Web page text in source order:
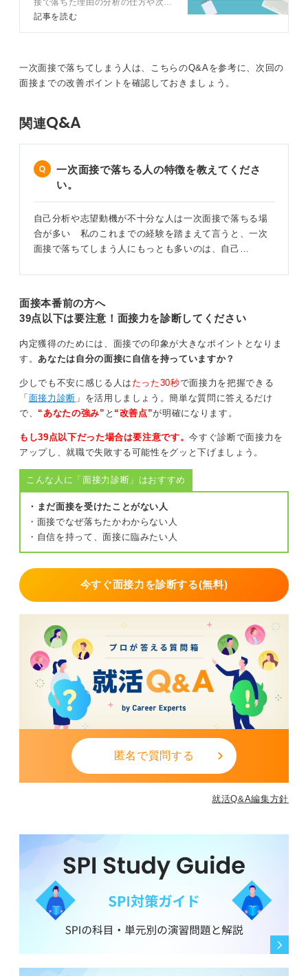
てきました。
らせず、深堀りしましょう。
次に、コミュニケーションの質については、話し方や聞
ルができていないか注意してください。また、一方的に
話しすぎないように心掛けましょう。
り、志望動機が借り物に聞こえないようにしたりするこ
とが大切です。
が不適切、オンライン面接での環境配慮不足にならない
ようにしましょう。
それが企業の理念やビジョンとどうつながるのかを明確
にしていきましょう。
0
接で落ちた理由の分析の仕方や次の
面接に向けての対策のコツをキャリ
た人もこれから面接に臨む人も必読
です。
記事を読む
一次面接で落ちてしまう人は、こちらのQ&Aを参考に、次回の
面接までの改善ポイントを確認しておきましょう。
関連Q&A
一次面接で落ちる人の特徴を教えてくださ
い。
自己分析や志望動機が不十分な人は一次面接で落ちる場
合が多い 私のこれまでの経験を踏まえて言うと、一次
面接で落ちてしまう人にもっとも多いのは、自己…
面接本番前の方へ
39点以下は要注意！面接力を診断してください
内定獲得のためには、面接での印象が大きなポイントとなりま
す。あなたは自分の面接に自信を持っていますか？
少しでも不安に感じる人は たった30秒で面接力を把握できる
「 面接力診断 」を活用しましょう。簡単な質問に答えるだけ
で、 “あなたの強み” と “改善点”が明確になります。
もし39点以下だった場合は要注意です。今すぐ診断で面接力を
アップし、就職で失敗する可能性をグッと下げましょう。
こんな人に「面接力診断」はおすすめ
・まだ面接を受けたことがない人
・面接でなぜ落ちたかわからない人
・自信を持って、面接に臨みたい人
今すぐ面接力を診断する(無料)
匿名で質問する
就活Q&A編集方針